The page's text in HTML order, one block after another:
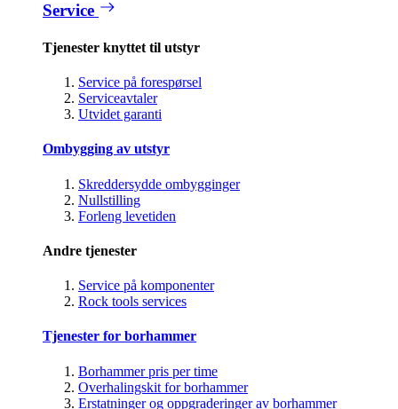
Service
Tjenester knyttet til utstyr
Service på forespørsel
Serviceavtaler
Utvidet garanti
Ombygging av utstyr
Skreddersydde ombygginger
Nullstilling
Forleng levetiden
Andre tjenester
Service på komponenter
Rock tools services
Tjenester for borhammer
Borhammer pris per time
Overhalingskit for borhammer
Erstatninger og oppgraderinger av borhammer